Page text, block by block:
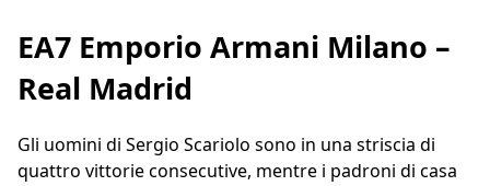
EA7 Emporio Armani Milano –
Real Madrid
Gli uomini di Sergio Scariolo sono in una striscia di
quattro vittorie consecutive, mentre i padroni di casa